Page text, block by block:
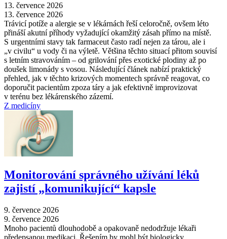
13. července 2026
13. července 2026
Trávicí potíže a alergie se v lékárnách řeší celoročně, ovšem léto
přináší akutní příhody vyžadující okamžitý zásah přímo na místě.
S urgentními stavy tak farmaceut často radí nejen za tárou, ale i
„v civilu“ u vody či na výletě. Většina těchto situací přitom souvisí
s letním stravováním –⁠ od grilování přes exotické plodiny až po
doušek limonády s vosou. Následující článek nabízí praktický
přehled, jak v těchto krizových momentech správně reagovat, co
doporučit pacientům zpoza táry a jak efektivně improvizovat
v terénu bez lékárenského zázemí.
Z medicíny
Monitorování správného užívání léků
zajistí „komunikující“ kapsle
9. července 2026
9. července 2026
Mnoho pacientů dlouhodobě a opakovaně nedodržuje lékaři